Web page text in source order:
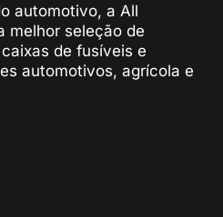
automotivo, a All
melhor seleção de
de fusíveis e
automotivos, agrícola e